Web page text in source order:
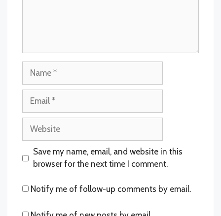
Name
Email
Website
Save my name, email, and website in this
browser for the next time I comment.
Notify me of follow-up comments by email.